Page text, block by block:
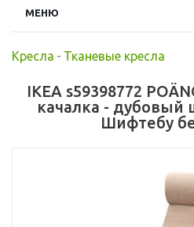
МЕНЮ
Кресла - Тканевые кресла
IKEA s59398772
качалка -
Шифтебу